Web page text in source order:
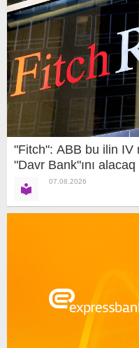
"Fitch": ABB bu ilin IV
"Davr Bank"ını alacaq
07.08.2026